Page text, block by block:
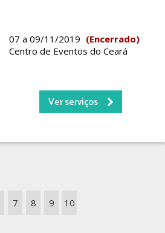
07 a 09/11/2019 (Encerrado)
Centro de Eventos do Ceará
Ver serviços
7 8 9 10